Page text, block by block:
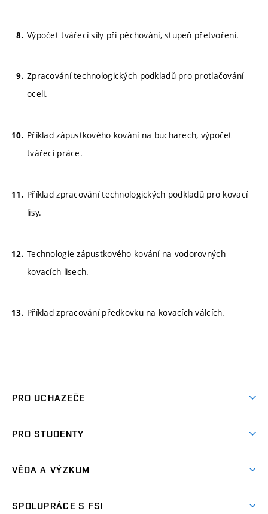
Výpočet tvářecí síly při pěchování, stupeň přetvoření.
Zpracování technologických podkladů pro protlačování
oceli.
Příklad zápustkového kování na bucharech, výpočet
tvářecí práce.
Příklad zpracování technologických podkladů pro kovací
lisy.
Technologie zápustkového kování na vodorovných
kovacích lisech.
Příklad zpracování předkovku na kovacích válcích.
PRO UCHAZEČE
Ambasadoři studia
Zápisy
PRO STUDENTY
Studijní předpisy
VĚDA A VÝZKUM
SPOLUPRÁCE S FSI